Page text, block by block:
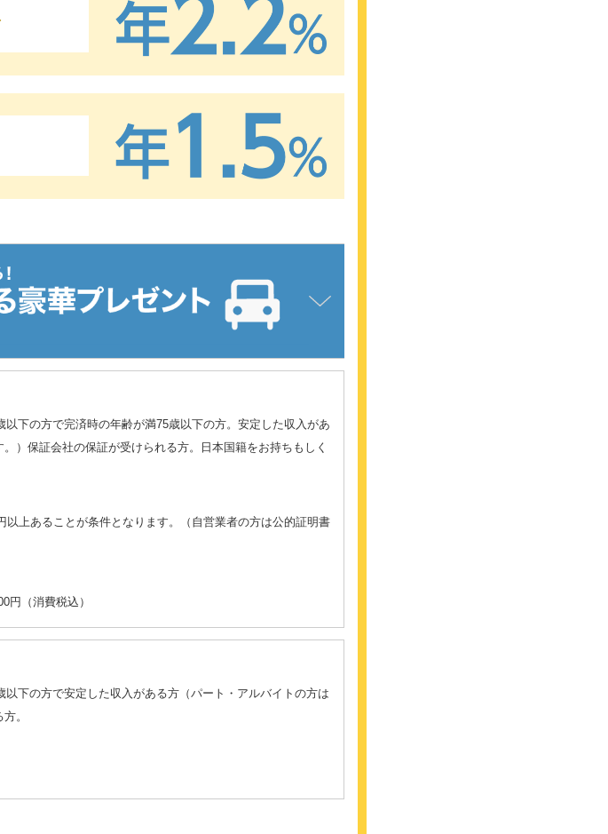
以下の方で完済時の年齢が満75歳以下の方。安定した収入があ
）保証会社の保証が受けられる方。日本国籍をお持ちもしく
上あることが条件となります。（自営業者の方は公的証明書
円（消費税込）
以下の方で安定した収入がある方（パート・アルバイトの方は
。